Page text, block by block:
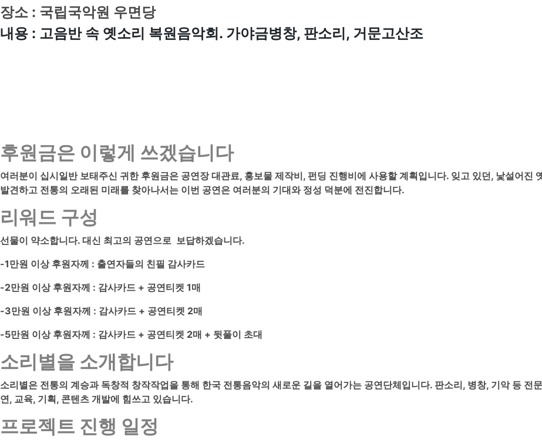
장소 : 국립국악원 우면당
내용 : 고음반 속 옛소리 복원음악회. 가야금병창, 판소리, 거문고산조
후원금은 이렇게 쓰겠습니다
여러분이 십시일반 보태주신 귀한 후원금은 공연장 대관료, 홍보물 제작비, 펀딩 진행비에 사용할 계획입니다. 잊고 있던, 낯설어진
발견하고 전통의 오래된 미래를 찾아나서는 이번 공연은 여러분의 기대와 정성 덕분에 전진합니다.
리워드 구성
선물이 약소합니다. 대신 최고의 공연으로 보답하겠습니다.
-1만원 이상 후원자께 : 출연자들의 친필 감사카드
-2만원 이상 후원자께 : 감사카드 + 공연티켓 1매
-3만원 이상 후원자께 : 감사카드 + 공연티켓 2매
-5만원 이상 후원자께 : 감사카드 + 공연티켓 2매 + 뒷풀이 초대
소리별을 소개합니다
소리별은 전통의 계승과 독창적 창작작업을 통해 한국 전통음악의 새로운 길을 열어가는 공연단체입니다. 판소리, 병창, 기악 등 전
연, 교육, 기획, 콘텐츠 개발에 힘쓰고 있습니다.
프로젝트 진행 일정